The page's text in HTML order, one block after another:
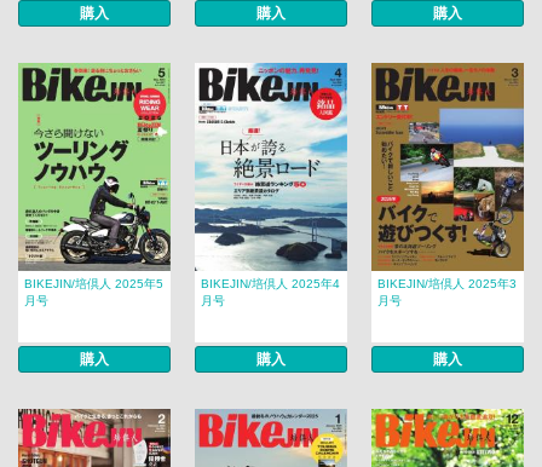
購入 購入 購入
BIKEJIN/培倶人 2025年5
月号
購入
BIKEJIN/培倶人 2025年4
月号
購入
BIKEJIN/培倶人 2025年3
月号
購入